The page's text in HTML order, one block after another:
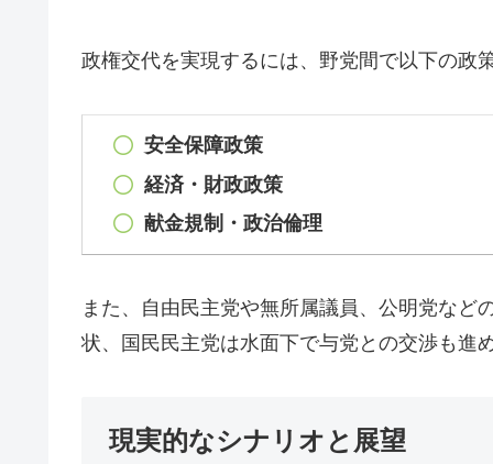
政権交代を実現するには、野党間で以下の政
安全保障政策
経済・財政政策
献金規制・政治倫理
また、自由民主党や無所属議員、公明党など
状、国民民主党は水面下で与党との交渉も進
現実的なシナリオと展望